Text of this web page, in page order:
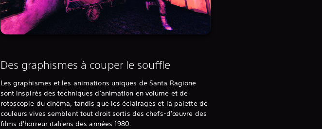
Des graphismes à couper le souffle
Les graphismes et les animations uniques de Santa Ragione
sont inspirés des techniques d'animation en volume et de
rotoscopie du cinéma, tandis que les éclairages et la palette de
couleurs vives semblent tout droit sortis des chefs-d'œuvre des
films d'horreur italiens des années 1980.